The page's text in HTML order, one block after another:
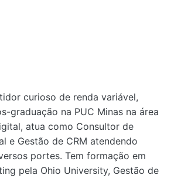
curioso de renda variável,
graduação na PUC Minas na área
atua como Consultor de
e Gestão de CRM atendendo
portes. Tem formação em
pela Ohio University, Gestão de